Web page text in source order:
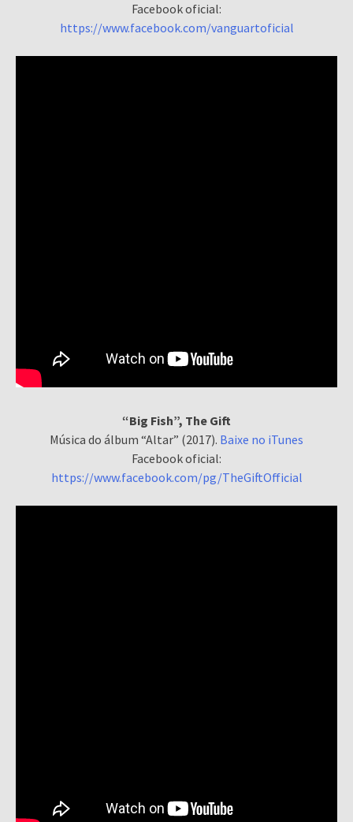
Facebook oficial:
https://www.facebook.com/vanguartoficial
“Big Fish”, The Gift
Música do álbum “Altar” (2017). Baixe no iTunes
Facebook oficial:
https://www.facebook.com/pg/TheGiftOfficial